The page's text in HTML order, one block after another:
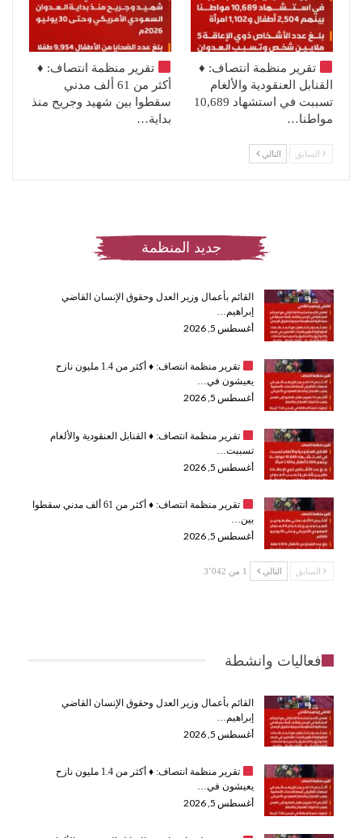
تقرير منظمة انتصاف: ♦️
القنابل العنقودية والألغام
تسببت في استشهاد 10,689
مواطنا…
تقرير منظمة انتصاف: ♦️
أكثر من 61 ألف مدني
سقطوا بين شهيد وجريح منذ
بداية…
السابق التالي
جديد المنظمة
القائم بأعمال وزير العدل وحقوق الإنسان القاضي
إبراهيم…
أغسطس 5, 2026
تقرير منظمة انتصاف: ♦️
أكثر من 1.4 مليون نازح
يعيشون في…
أغسطس 5, 2026
تقرير منظمة انتصاف: ♦️القنابل العنقودية والألغام
تسببت…
أغسطس 5, 2026
تقرير منظمة انتصاف: ♦️
أكثر من 61 ألف مدني سقطوا
بين…
أغسطس 5, 2026
السابق التالي 1 من 3٬042
فعاليات وانشطة
القائم بأعمال وزير العدل وحقوق الإنسان القاضي
إبراهيم…
أغسطس 5, 2026
تقرير منظمة انتصاف: ♦️
أكثر من 1.4 مليون نازح
يعيشون في…
أغسطس 5, 2026